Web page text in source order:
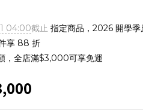
04:00截止 指定商品，2026 開學季
享 88 折
，全店滿$3,000可享免運